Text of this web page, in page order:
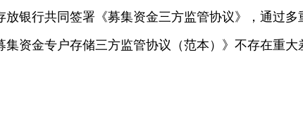
银行共同签署《募集资金三方监管协议》，通过
资金专户存储三方监管协议（范本）》不存在重